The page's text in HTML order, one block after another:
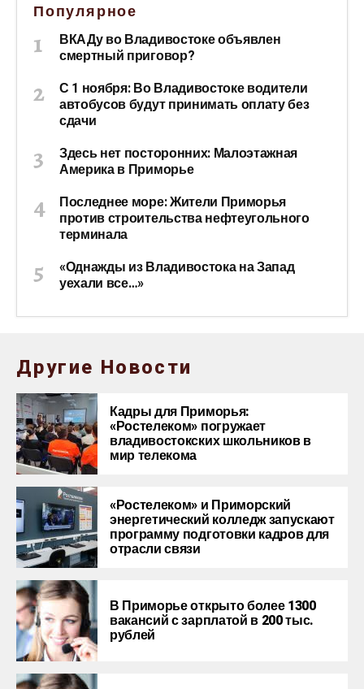
Популярное
ВКАДу во Владивостоке объявлен
смертный приговор?
С 1 ноября: Во Владивостоке водители
автобусов будут принимать оплату без
сдачи
Здесь нет посторонних: Малоэтажная
Америка в Приморье
Последнее море: Жители Приморья
против строительства нефтеугольного
терминала
«Однажды из Владивостока на Запад
уехали все…»
Другие Новости
Кадры для Приморья:
«Ростелеком» погружает
владивостокских школьников в
мир телекома
«Ростелеком» и Приморский
энергетический колледж запускают
программу подготовки кадров для
отрасли связи
В Приморье открыто более 1300
вакансий с зарплатой в 200 тыс.
рублей